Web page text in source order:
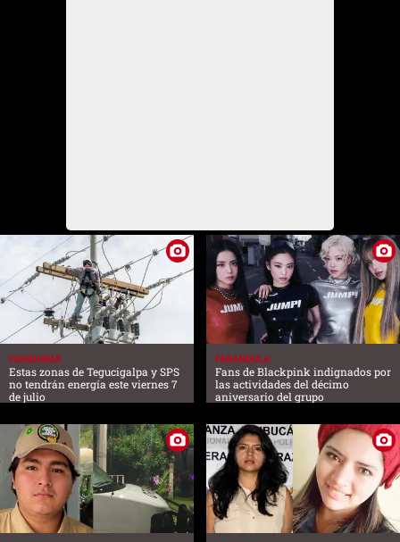
HONDURAS
Estas zonas de Tegucigalpa y SPS
no tendrán energía este viernes 7
de julio
FARANDULA
Fans de Blackpink indignados por
las actividades del décimo
aniversario del grupo